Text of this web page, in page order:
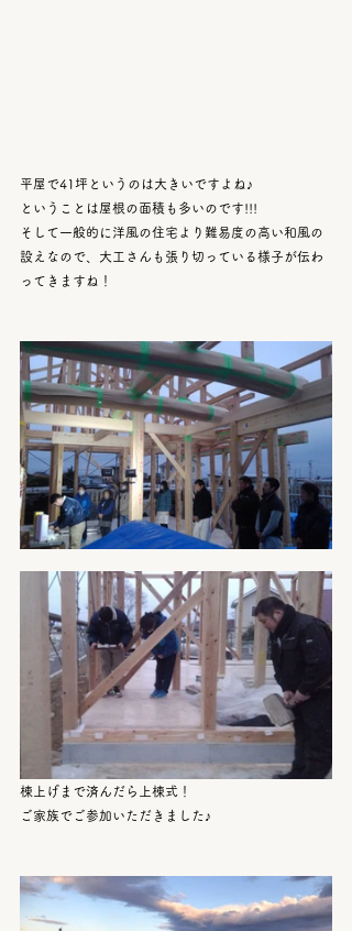
平屋で41坪というのは大きいですよね♪
ということは屋根の面積も多いのです!!!
そして一般的に洋風の住宅より難易度の高い和風の
設えなので、大工さんも張り切っている様子が伝わ
ってきますね！
棟上げまで済んだら上棟式！
ご家族でご参加いただきました♪